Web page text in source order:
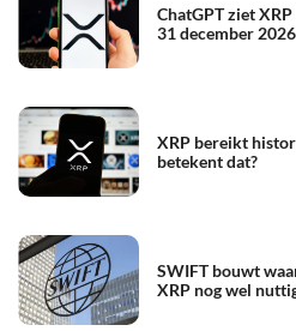
ChatGPT ziet
31 december 2026
XRP bereikt
betekent dat?
SWIFT bouwt
XRP nog wel